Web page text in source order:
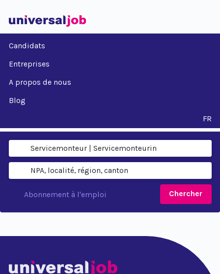
Candidats
Entreprises
A propos de nous
Blog
FR
Chercher
Abonnement à l'emploi